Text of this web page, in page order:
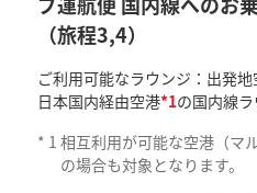
（旅程3,4）
ご利用可能なラウンジ：出発
日本国内経由空港*1の国内線
* 1 相互利用が可能な空港（マ
の場合も対象となります。